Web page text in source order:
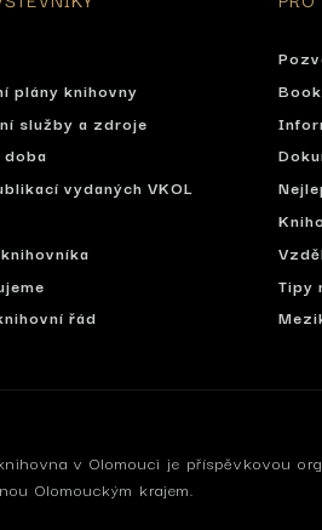
plány knihovny
služby a zdroje
vydaných VKOL
řád
Tipy
v Olomouci je příspěvkovou
Olomouckým krajem.